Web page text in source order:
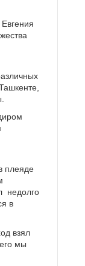
плеяде
недолго
в
взял
мы